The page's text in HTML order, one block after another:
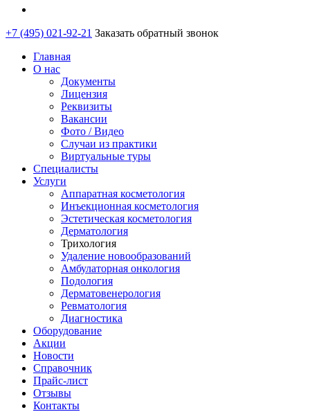
+7 (495) 021-92-21 Заказать обратный звонок
Главная
О нас
Документы
Лицензия
Реквизиты
Вакансии
Фото / Видео
Случаи из практики
Виртуальные туры
Специалисты
Услуги
Аппаратная косметология
Инъекционная косметология
Эстетическая косметология
Дермато­логия
Трихология
Удаление новообразований
Амбулаторная онкология
Подология
Дерматовенерология
Ревматология
Диагностика
Оборудование
Акции
Новости
Справочник
Прайс-лист
Отзывы
Контакты